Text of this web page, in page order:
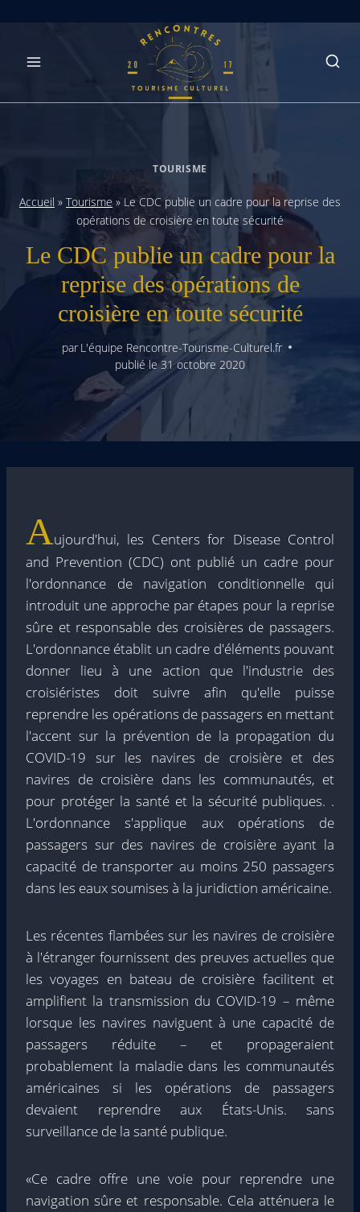
TOURISME
Accueil » Tourisme » Le CDC publie un cadre pour la reprise des
opérations de croisière en toute sécurité
Le CDC publie un cadre pour la
reprise des opérations de
croisière en toute sécurité
par L'équipe Rencontre-Tourisme-Culturel.fr
publié le31 octobre 2020
Aujourd'hui, les Centers for Disease Control
and Prevention (CDC) ont publié un cadre pour
l'ordonnance de navigation conditionnelle qui
introduit une approche par étapes pour la reprise
sûre et responsable des croisières de passagers.
L'ordonnance établit un cadre d'éléments pouvant
donner lieu à une action que l'industrie des
croisiéristes doit suivre afin qu'elle puisse
reprendre les opérations de passagers en mettant
l'accent sur la prévention de la propagation du
COVID-19 sur les navires de croisière et des
navires de croisière dans les communautés, et
pour protéger la santé et la sécurité publiques. .
L'ordonnance s'applique aux opérations de
passagers sur des navires de croisière ayant la
capacité de transporter au moins 250 passagers
dans les eaux soumises à la juridiction américaine.
Les récentes flambées sur les navires de croisière
à l'étranger fournissent des preuves actuelles que
les voyages en bateau de croisière facilitent et
amplifient la transmission du COVID-19 – même
lorsque les navires naviguent à une capacité de
passagers réduite – et propageraient
probablement la maladie dans les communautés
américaines si les opérations de passagers
devaient reprendre aux États-Unis. sans
surveillance de la santé publique.
«Ce cadre offre une voie pour reprendre une
navigation sûre et responsable. Cela atténuera le